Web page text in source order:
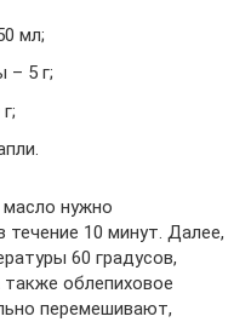
мл;
– 5 г;
нужно
течение 10 минут. Далее,
60 градусов,
облепиховое
перемешивают,